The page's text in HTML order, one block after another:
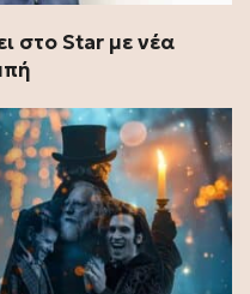
στο Star με νέα